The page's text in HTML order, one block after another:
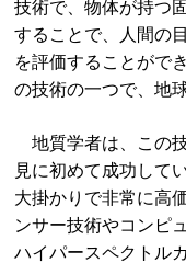
技術で、物体が持つ
することで、人間の
を評価することがで
の技術の一つで、地
地質学者は、この
見に初めて成功して
大掛かりで非常に高
ンサー技術やコンピ
ハイパースペクトル